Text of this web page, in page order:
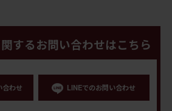
するお問い合わせはこちら
合わせ LINEでのお問い合わせ